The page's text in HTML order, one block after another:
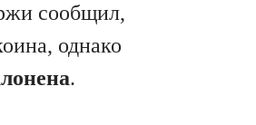
сообщил,
однако
.